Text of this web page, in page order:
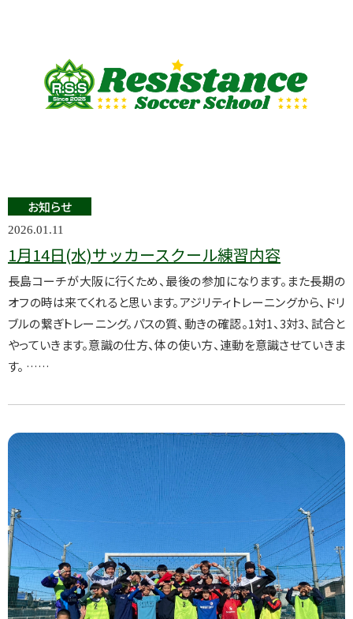
お知らせ
2026.01.11
1月14日(水)サッカースクール練習内容
長島コーチが大阪に行くため、最後の参加になります。また長期の
オフの時は来てくれると思います。アジリティトレーニングから、ドリ
ブルの繋ぎトレーニング。パスの質、動きの確認。1対1、3対3、試合と
やっていきます。意識の仕方、体の使い方、連動を意識させていきま
す。 ……